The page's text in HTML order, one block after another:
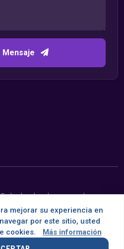
Mensaje
los derechos reservados.
con por OMNES
mejorar su experiencia en
por este sitio, usted
cookies.
Más información